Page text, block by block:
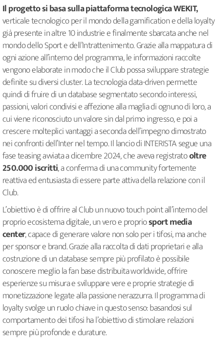
Il progetto si basa sulla piattaforma tecnologica WEKIT,
verticale tecnologico per il mondo della gamification e della loyalty
già presente in altre 10 industrie e finalmente sbarcata anche nel
mondo dello Sport e dell’Intrattenimento. Grazie alla mappatura di
ogni azione all’interno del programma, le informazioni raccolte
vengono elaborate in modo che il Club possa sviluppare strategie
definite su diversi cluster. La tecnologia data-driven permette
quindi di fruire di un database segmentato secondo interessi,
passioni, valori condivisi e affezione alla maglia di ognuno di loro, a
cui viene riconosciuto un valore sin dal primo ingresso, e poi a
crescere molteplici vantaggi a seconda dell’impegno dimostrato
nei confronti dell’Inter nel tempo. Il lancio di INTERISTA segue una
fase teasing avviata a dicembre 2024, che aveva registratooltre
250.000 iscritti, a conferma di una community fortemente
reattiva ed entusiasta di essere parte attiva della relazione con il
Club.
L’obiettivo è di offrire al Club un nuovo touch point all’interno del
proprio ecosistema digitale, un vero e propriosportmedia
center, capace di generare valore non solo per i tifosi, ma anche
per sponsor e brand. Grazie alla raccolta di dati proprietari e alla
costruzione di un database sempre più profilato è possibile
conoscere meglio la fan base distribuita worldwide, offrire
esperienze su misura e sviluppare vere e proprie strategie di
monetizzazione legate alla passione nerazzurra. Il programma di
loyalty svolge un ruolo chiave in questo senso: basandosi sul
comportamento dei tifosi ha l’obiettivo di stimolare relazioni
sempre più profonde e durature.